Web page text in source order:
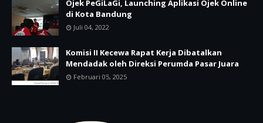
Ojek PeGiLaGi, Launching Aplikasi Ojek Online
di Kota Bandung
Juli 04, 2022
Komisi II Kecewa Rapat Kerja Dibatalkan
Mendadak oleh Direksi Perumda Pasar Juara
Februari 05, 2025